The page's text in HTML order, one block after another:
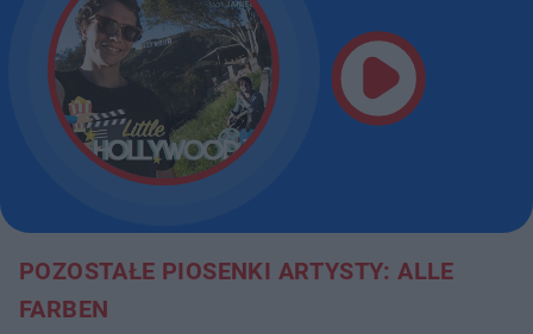
POZOSTAŁE PIOSENKI ARTYSTY: ALLE
FARBEN